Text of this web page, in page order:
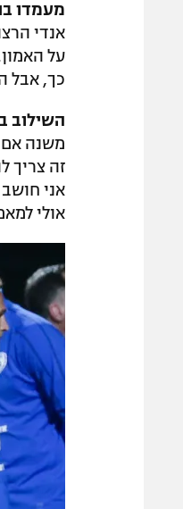
מעמדו
אנדי
על
כך, אבל
השילוב
זה צריך
אני
אולי